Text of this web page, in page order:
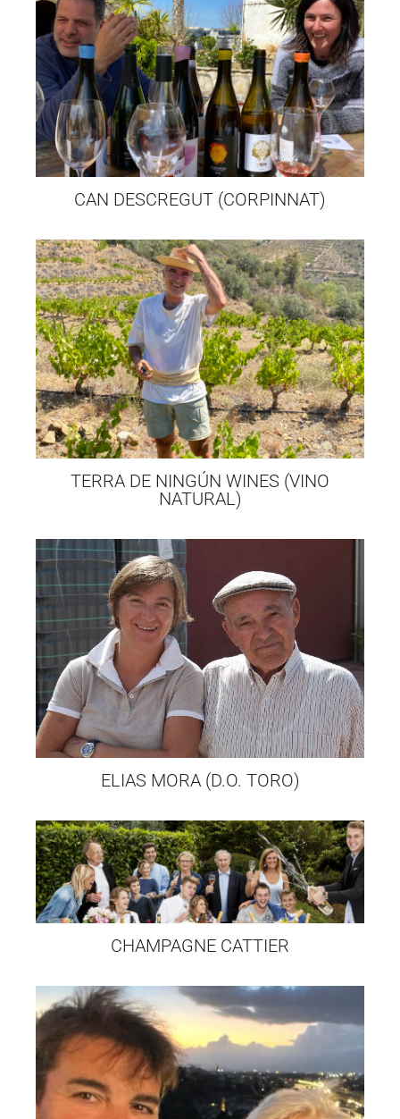
CAN DESCREGUT (CORPINNAT)
TERRA DE NINGÚN WINES (VINO
NATURAL)
ELIAS MORA (D.O. TORO)
CHAMPAGNE CATTIER